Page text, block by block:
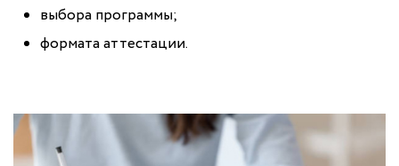
выбора программы;
формата аттестации.